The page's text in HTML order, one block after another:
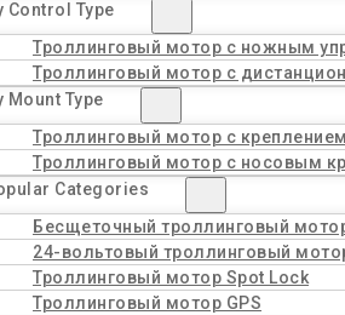
Control Type
Троллинговый мотор с ножным
Троллинговый мотор с
Mount Type
Троллинговый мотор с
Троллинговый мотор с носовым
Categories
Бесщеточный троллинговый
24-вольтовый троллинговый
Троллинговый мотор Spot Lock
Троллинговый мотор GPS